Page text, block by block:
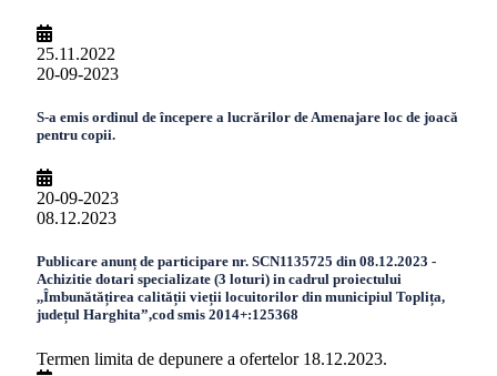
25.11.2022
20-09-2023
S-a emis ordinul de începere a lucrărilor de Amenajare loc de joacă
pentru copii.
20-09-2023
08.12.2023
Publicare anunț de participare nr. SCN1135725 din 08.12.2023 -
Achizitie dotari specializate (3 loturi) in cadrul proiectului
,,Îmbunătățirea calității vieții locuitorilor din municipiul Toplița,
județul Harghita”,cod smis 2014+:125368
Termen limita de depunere a ofertelor 18.12.2023.